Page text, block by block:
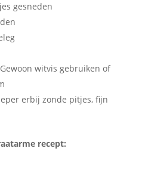
gesneden
witvis gebruiken of
erbij zonde pitjes, fijn
recept: